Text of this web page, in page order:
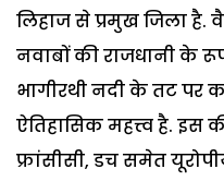
लिहाज से प्रमुख जिला है.
नवाबों की राजधानी के
भागीरथी नदी के तट पर
ऐतिहासिक महत्त्व है.
फ्रांसीसी, डच समेत